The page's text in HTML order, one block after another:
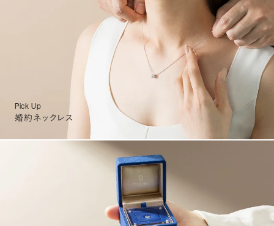
Pick Up
婚約ネックレス